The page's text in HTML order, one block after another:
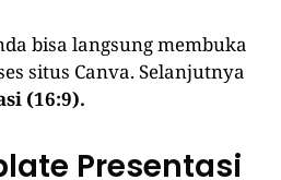
bisa langsung membuka
situs Canva. Selanjutnya
(16:9).
Presentasi